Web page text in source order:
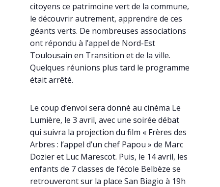
citoyens ce patrimoine vert de la commune,
le découvrir autrement, apprendre de ces
géants verts. De nombreuses associations
ont répondu à l’appel de Nord-Est
Toulousain en Transition et de la ville.
Quelques réunions plus tard le programme
était arrêté.
Le coup d’envoi sera donné au cinéma Le
Lumière, le 3 avril, avec une soirée débat
qui suivra la projection du film « Frères des
Arbres : l’appel d’un chef Papou » de Marc
Dozier et Luc Marescot. Puis, le 14 avril, les
enfants de 7 classes de l’école Belbèze se
retrouveront sur la place San Biagio à 19h